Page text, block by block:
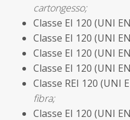
cartongesso;
Classe EI 120 (UNI
Classe EI 120 (UNI
Classe EI 120 (UNI
Classe EI 120 (UNI
Classe REI 120 (UNI
fibra;
Classe EI 120 (UNI